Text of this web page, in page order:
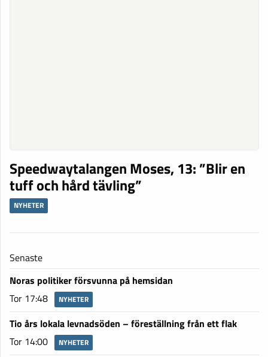
Speedwaytalangen Moses, 13: ”Blir en
tuff och hård tävling”
NYHETER
Senaste
Noras politiker försvunna på hemsidan
Tor 17:48
NYHETER
Tio års lokala levnadsöden – föreställning från ett flak
Tor 14:00
NYHETER